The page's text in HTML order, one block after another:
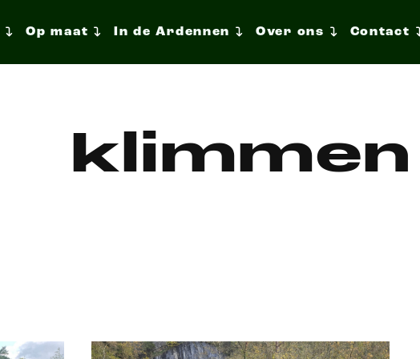
Op maat In de Ardennen Over ons Contact
klimmen